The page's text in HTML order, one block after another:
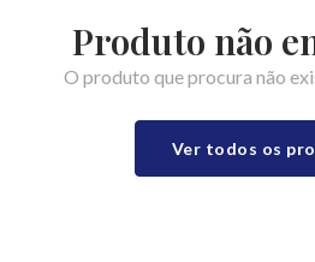
Produto não
O produto que procura não
Ver todos os